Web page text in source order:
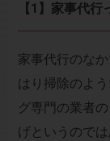
【1】家事代
家事代行のな
はり掃除のよ
グ専門の業者
げというので